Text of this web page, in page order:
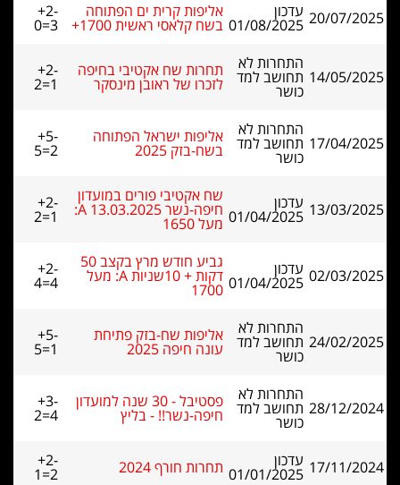
20/07/2025 עדכון
01/08/2025
אליפות קרית ים הפתוחה
בשח קלאסי ראשית 1700+
+2-
0=3
14/05/2025
התחרות לא
תחושב למד
כושר
תחרות שח אקטיבי בחיפה
לזכרו של ראובן מינסקר
+2-
2=1
17/04/2025
התחרות לא
תחושב למד
כושר
אליפות ישראל הפתוחה
בשח-בזק 2025
+5-
5=2
13/03/2025 עדכון
01/04/2025
שח אקטיבי פורים במועדון
חיפה-נשר 13.03.2025 A:
מעל 1650
+2-
2=1
02/03/2025 עדכון
01/04/2025
גביע חודש מרץ בקצב 50
דקות + 10שניות A: מעל
1700
+2-
4=4
24/02/2025
התחרות לא
תחושב למד
כושר
אליפות שח-בזק פתיחת
עונה חיפה 2025
+5-
5=1
28/12/2024
התחרות לא
תחושב למד
כושר
פסטיבל - 30 שנה למועדון
חיפה-נשר!! - בליץ
+3-
2=4
17/11/2024 עדכון
01/01/2025 תחרות חורף 2024 +2-
1=2